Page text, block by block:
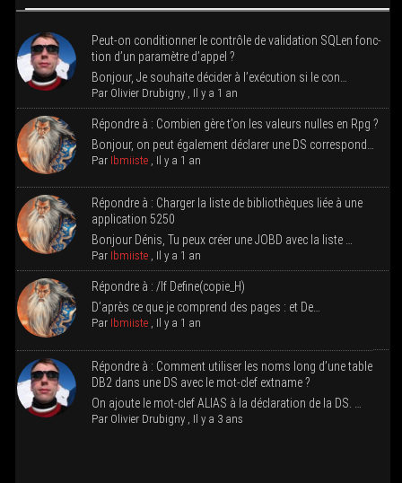
Peut-on condi­tion­ner le contrôle de vali­da­tion SQLen fonc­
tion d’un para­mètre d’appel ?
Bon­jour, Je sou­haite déci­der à l’exé­cu­tion si le con…
Par Oli­vier Dru­bi­gny, Il y a 1 an
Répondre à : Com­bien gère t’on les valeurs nulles en Rpg ?
Bon­jour, on peut éga­le­ment décla­rer une DS correspond…
Par Ibmiiste, Il y a 1 an
Répondre à : Char­ger la liste de biblio­thèques liée à une
appli­ca­tion 5250
Bon­jour Dénis, Tu peux créer une JOBD avec la liste …
Par Ibmiiste, Il y a 1 an
Répondre à : /If Define(copie_H)
D’a­près ce que je com­prend des pages : et De…
Par Ibmiiste, Il y a 1 an
Répondre à : Com­ment uti­li­ser les noms long d’une table
DB2 dans une DS avec le mot-clef extname ?
On ajoute le mot-clef ALIAS à la décla­ra­tion de la DS. …
Par Oli­vier Dru­bi­gny, Il y a 3 ans